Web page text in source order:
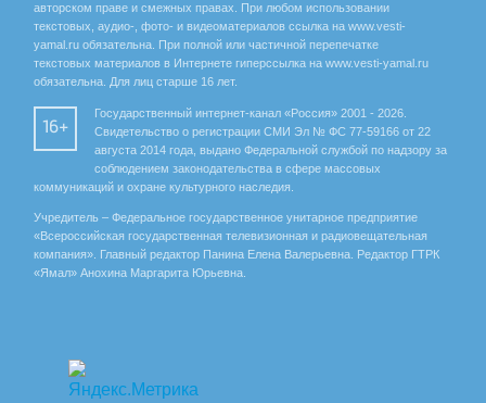
авторском праве и смежных правах. При любом использовании
текстовых, аудио-, фото- и видеоматериалов ссылка на www.vesti-
yamal.ru обязательна. При полной или частичной перепечатке
текстовых материалов в Интернете гиперссылка на www.vesti-yamal.ru
обязательна. Для лиц старше 16 лет.
16+
Государственный интернет-канал «Россия» 2001 - 2026.
Свидетельство о регистрации СМИ Эл № ФС 77-59166 от 22
августа 2014 года, выдано Федеральной службой по надзору за
соблюдением законодательства в сфере массовых
коммуникаций и охране культурного наследия.
Учредитель – Федеральное государственное унитарное предприятие
«Всероссийская государственная телевизионная и радиовещательная
компания». Главный редактор Панина Елена Валерьевна. Редактор ГТРК
«Ямал» Анохина Маргарита Юрьевна.